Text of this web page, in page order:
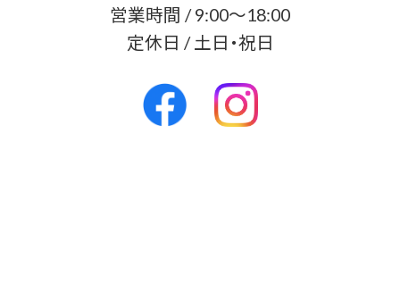
営業時間 / 9:00～18:00
定休日 / 土日・祝日